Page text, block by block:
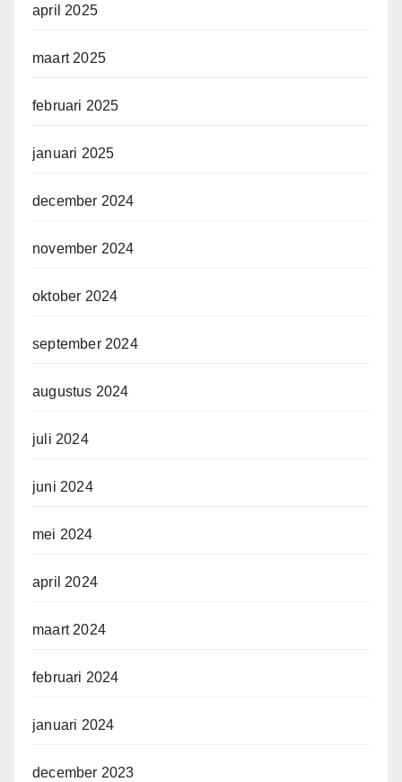
april 2025
maart 2025
februari 2025
januari 2025
december 2024
november 2024
oktober 2024
september 2024
augustus 2024
juli 2024
juni 2024
mei 2024
april 2024
maart 2024
februari 2024
januari 2024
december 2023